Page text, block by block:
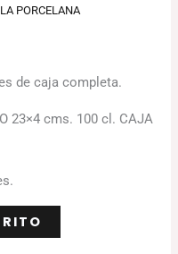
PORCELANA
de caja completa.
23×4 cms. 100 cl. CAJA